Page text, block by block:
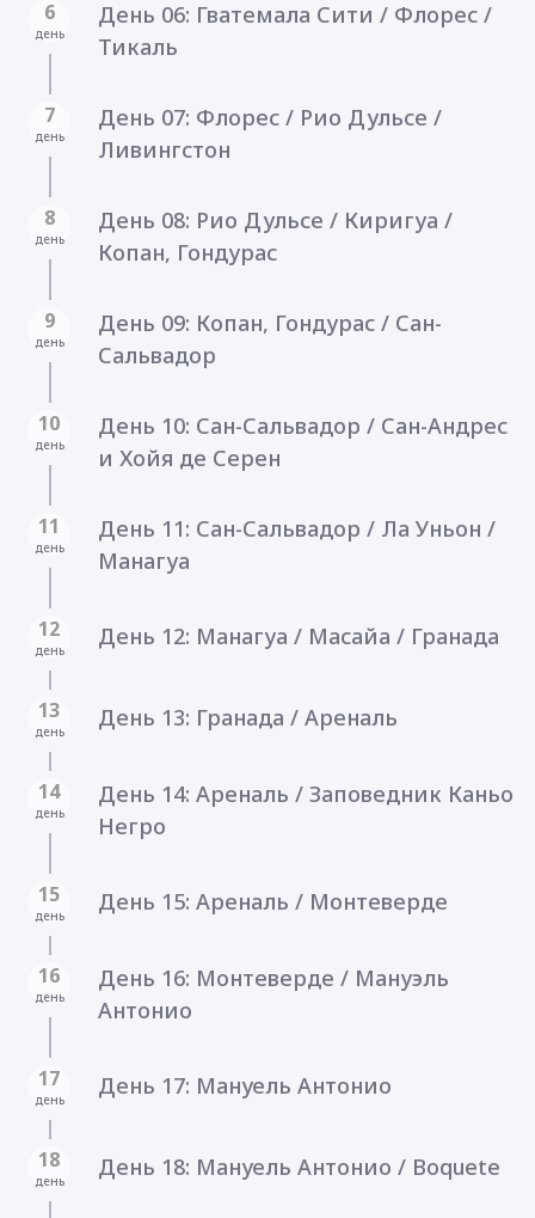
6
день
День 06: Гватемала Cити / Флорес /
Тикаль
7
день
День 07: Флорес / Рио Дульсе /
Ливингстон
8
день
День 08: Рио Дульсе / Киригуа /
Копан, Гондурас
9
день
День 09: Копан, Гондурас / Сан-
Сальвадор
10
день
День 10: Сан-Сальвадор / Сан-Андрес
и Хойя де Серен
11
день
День 11: Сан-Сальвадор / Ла Уньон /
Манагуа
12
день День 12: Манагуа / Масайа / Гранада
13
день День 13: Гранада / Ареналь
14
день
День 14: Ареналь / Заповедник Каньо
Негро
15
день День 15: Ареналь / Монтеверде
16
день
День 16: Монтеверде / Мануэль
Антонио
17
день День 17: Мануель Антонио
18
день День 18: Мануель Антонио / Boquete